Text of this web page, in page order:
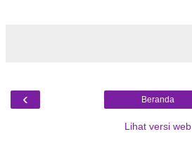
‹ Beranda
Lihat versi web